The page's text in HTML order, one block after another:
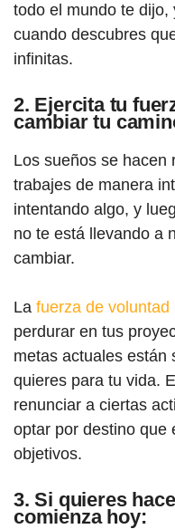
todo el mundo te dijo,
cuando descubres
infinitas.
2. Ejercita tu
cambiar tu
Los sueños se hacen
trabajes de manera
intentando algo, y
no te está llevando a
cambiar.
La fuerza de voluntad
perdurar en tus
metas actuales están
quieres para tu vida.
renunciar a ciertas
optar por destino que
objetivos.
3. Si quieres
comienza hoy: